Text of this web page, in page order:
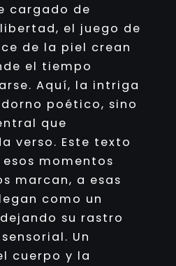
cargado de
el juego de
de la piel crean
el tiempo
Aquí, la intriga
poético, sino
que
verso. Este texto
momentos
marcan, a esas
como un
su rastro
Un
cuerpo y la